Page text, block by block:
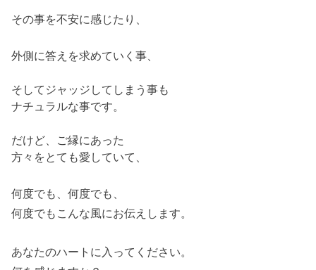
その事を不安に感じたり、
外側に答えを求めていく事、
そしてジャッジしてしまう事も
ナチュラルな事です。
だけど、ご縁にあった
方々をとても愛していて、
何度でも、何度でも、
何度でもこんな風にお伝えします。
あなたのハートに入ってください。